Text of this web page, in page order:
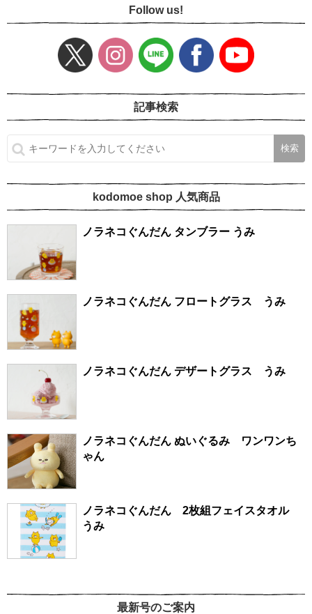
Follow us!
記事検索
kodomoe shop 人気商品
ノラネコぐんだん タンブラー うみ
ノラネコぐんだん フロートグラス うみ
ノラネコぐんだん デザートグラス うみ
ノラネコぐんだん ぬいぐるみ ワンワンち
ゃん
ノラネコぐんだん 2枚組フェイスタオル
うみ
最新号のご案内